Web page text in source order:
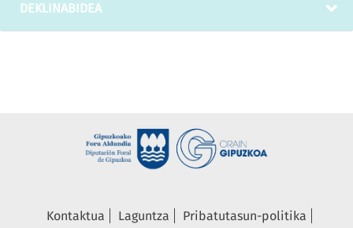
DEKLINABIDEA
Kontaktua Laguntza
Pribatutasun-politika